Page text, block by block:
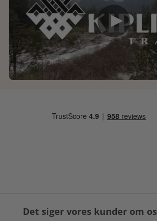
Det siger vores kunder om os